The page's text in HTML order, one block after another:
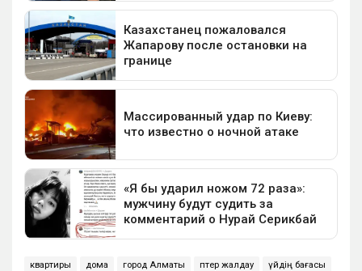
квартиры дома город Алматы пәтер жалдау үйдің бағасы